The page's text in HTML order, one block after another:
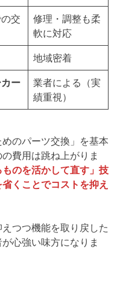
交
修理・調整も柔
軟に対応
地域密着
ー
業者による（実
績重視）
のパーツ交換」を基本
費用は跳ね上がりま
のを活かして直す」技
くことでコストを抑え
つつ機能を取り戻した
心強い味方になりま